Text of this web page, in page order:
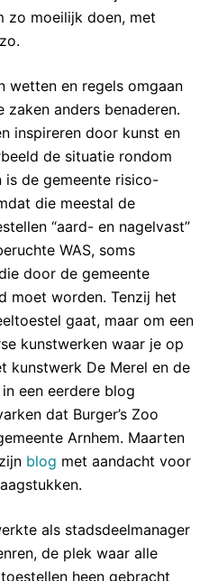
zo moeilijk doen, met
wetten en regels omgaan
anders benaderen.
inspireren door kunst en
de situatie rondom
is de gemeente risico-
die meestal de
“aard- en nagelvast”
WAS, soms
door de gemeente
moet worden. Tenzij het
gaat, maar om een
kunstwerken waar je op
kunstwerk De Merel en de
een eerdere blog
dat Burger’s Zoo
Arnhem. Maarten
blog met aandacht voor
als stadsdeelmanager
de plek waar alle
heen gebracht